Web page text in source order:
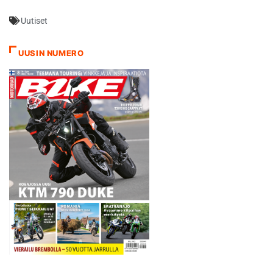
Uutiset
UUSIN NUMERO